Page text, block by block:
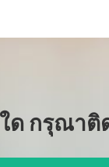
ด กรุณาติ